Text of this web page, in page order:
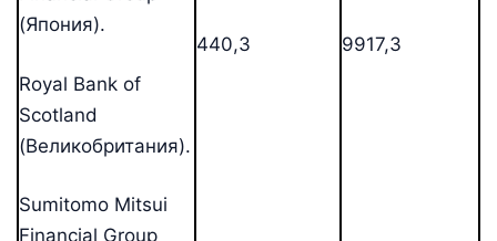
(Япония).
Royal Bank of
Scotland
(Великобритания).
Sumitomo Mitsui
Financial Group
440,3 9917,3